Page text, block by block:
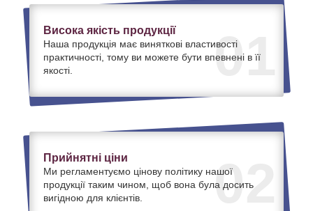
01
Висока якість продукції
Наша продукція має виняткові властивості
практичності, тому ви можете бути впевнені в її
якості.
02
Прийнятні ціни
Ми регламентуємо цінову політику нашої
продукції таким чином, щоб вона була досить
вигідною для клієнтів.